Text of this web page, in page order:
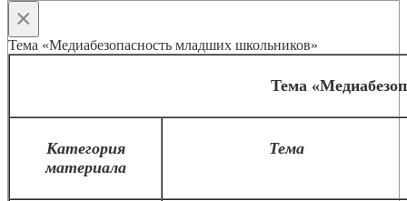
×
Тема «Медиабезопасность младших школьников»
Тема
Категория
материала
Тема